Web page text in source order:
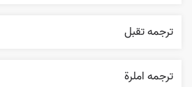
ترجمه تقبل
ترجمه املرة